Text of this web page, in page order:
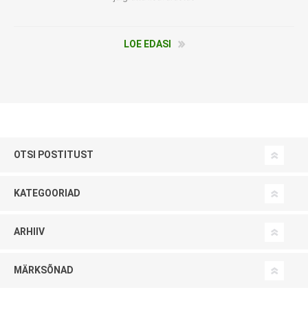
LOE EDASI
OTSI POSTITUST
KATEGOORIAD
ARHIIV
MÄRKSÕNAD